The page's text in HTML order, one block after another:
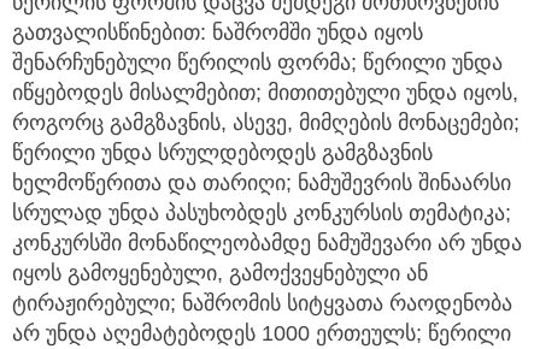
გათვალისწინებით: ნაშრომში უნდა იყოს
შენარჩუნებული წერილის ფორმა; წერილი უნდა
იწყებოდეს მისალმებით; მითითებული უნდა იყოს,
როგორც გამგზავნის, ასევე, მიმღების მონაცემები;
წერილი უნდა სრულდებოდეს გამგზავნის
ხელმოწერითა და თარიღი; ნამუშევრის შინაარსი
სრულად უნდა პასუხობდეს კონკურსის თემატიკა;
კონკურსში მონაწილეობამდე ნამუშევარი არ უნდა
იყოს გამოყენებული, გამოქვეყნებული ან
ტირაჟირებული; ნაშრომის სიტყვათა რაოდენობა
არ უნდა აღემატებოდეს 1000 ერთეულს; წერილი